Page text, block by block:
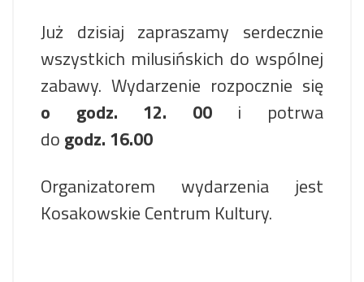
Już dzisiaj zapraszamy serdecznie
wszystkich milusińskich do wspólnej
zabawy. Wydarzenie rozpocznie się
o godz. 12. 00i potrwa
do godz. 16.00
Organizatorem wydarzenia jest
Kosakowskie Centrum Kultury.